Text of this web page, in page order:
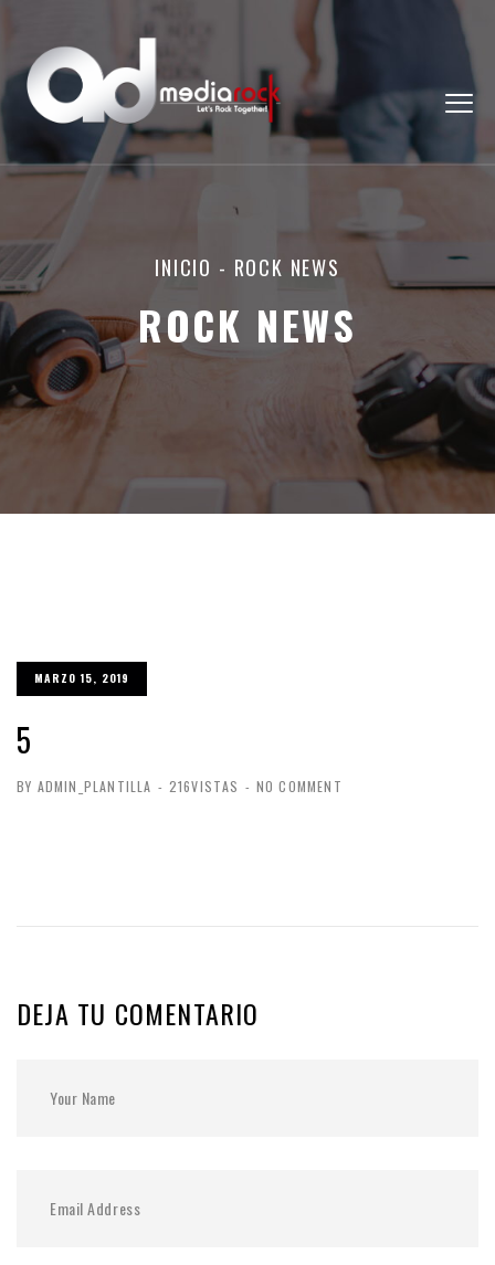
INICIO - ROCK NEWS
ROCK NEWS
MARZO 15, 2019
5
BY ADMIN_PLANTILLA - 216VISTAS - NO COMMENT
DEJA TU COMENTARIO